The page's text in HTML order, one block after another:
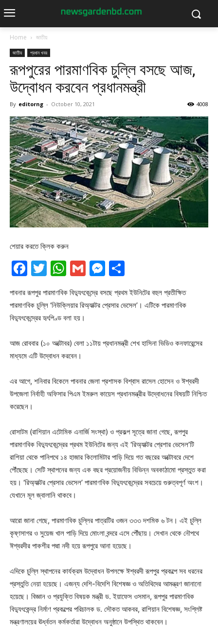
Home জাতীয়
জাতীয় প্রধান খবর
রূপপুরের পারমাণবিক চুল্লি বসছে আজ,
উদ্বোধন করবেন প্রধানমন্ত্রী
By editorng - October 10, 2021 4008
শেয়ার করতে ক্লিক করুন
Facebook
Twitter
WhatsApp
GmailMessenger
পাবনার রূপপুর পারমাণবিক বিদ্যুৎকেন্দ্রে বসছে প্রথম ইউনিটের বহুল প্রতীক্ষিত
পারমাণবিক চুল্লি ‘নিউক্লিয়ার রিঅ্যাক্টর প্রেসার ভেসেল’। এটিকে পারমাণবিক
বিদ্যুৎকেন্দ্রের হৃৎপিণ্ড বলা হয়।
আজ রোববার (১০ অক্টোবর) বেলা ১১টায় প্রধানমন্ত্রী শেখ হাসিনা ভিডিও কনফারেন্সের
মাধ্যমে এটি উদ্বোধন করবেন।
এর আগে, শনিবার বিকেলে পাবনার জেলা প্রশাসক বিশ্বাস রাসেল হোসেন ও ঈশ্বরদী
উপজেলা নির্বাহী অফিসার পিএম ইমরুল কায়েস প্রধানমন্ত্রীর উদ্বোধনের বিষয়টি নিশ্চিত
করেছেন।
রোসাটম (রাশিয়ান এটোমিক এনার্জি সংস্থা) ও প্রকল্প সূত্রে জানা গেছে, রূপপুর
পারমাণবিক বিদ্যুৎকেন্দ্রের প্রথম ইউনিটের জন্য এই ‘রিঅ্যাক্টর প্রেশার ভেসেল’টি
রাশিয়া থেকে পানিপথে ১৪ হাজার কিলোমিটার পাড়ি দিয়ে গত বছরের অক্টোবরে দেশে
পৌঁছেছে। সেটি স্থাপনের জন্য এক বছর প্রয়োজনীয় বিভিন্ন অবকাঠামো প্রস্তুত করা
হয়। ‘রিঅ্যাক্টর প্রেসার ভেসেল’ পারমাণবিক বিদ্যুৎকেন্দ্রের সবচেয়ে গুরুত্বপূর্ণ অংশ।
যেখানে মূল জ্বালানি থাকবে।
আরো জানা গেছে, পারমাণবিক চুল্লির পাত্রটির ওজন ৩৩৩ দশমিক ৬ টন। এই চুল্লি
কৃষ্ণসাগর ও সুয়েজ খাল পাড়ি দিয়ে মোংলা বন্দরে এসে পৌঁছায়। সেখান থেকে নৌপথে
ঈশ্বরদীর পাকশীর পদ্মা নদী হয়ে রূপপুরে আনা হয়েছে।
এদিকে চুল্লি স্থাপনের কার্যক্রম উদ্বোধন উপলক্ষে ঈশ্বরদী রূপপুর প্রকল্পে সব ধরনের
প্রস্তুতি নেয়া হয়েছে। এজন্য দেশি-বিদেশি বিশেষজ্ঞ ও অতিথিদের আমন্ত্রণ জানানো
হয়েছে। বিজ্ঞান ও প্রযুক্তি বিষয়ক মন্ত্রী ড. ইয়াফেস ওসমান, রূপপুর পারমাণবিক
বিদ্যুৎকেন্দ্র নির্মাণ প্রকল্পের পরিচালক ড. সৌকত আকবর, রাশিয়ান বিশেষজ্ঞ, সংশ্লিষ্ট
মন্ত্রণালয়ের ঊর্ধ্বতন কর্মকর্তারা উদ্বোধন অনুষ্ঠানে উপস্থিত থাকবেন।